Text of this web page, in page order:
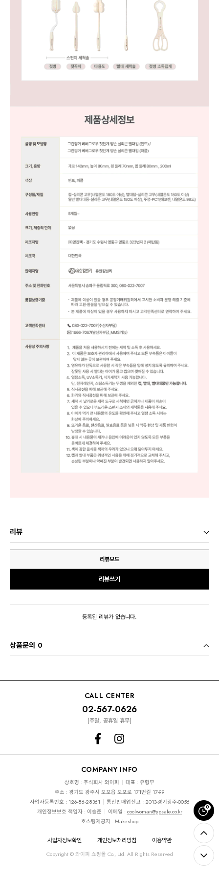
0
리뷰
리뷰보드
리뷰쓰기
등록된 리뷰가 없습니다.
상품문의 0
CALL CENTER
02-567-0626
(주말, 공휴일 휴무)
COMPANY INFO
상호명 : 주식회사 와이피
대표 : 유형무
주소 : 경기도 광주시 오포읍 오포로 171번길 17-99
사업자등록번호 : 126-86-28361
통신판매업신고 : 2013-경기광주-0056
개인정보보호 책임자 : 이승준
이메일 : coolwoman@ypsale.co.kr
호스팅제공자 : Makeshop
사업자정보확인 개인정보처리방침 이용약관
Copyright © 와이피 쇼핑몰 Co., Ltd. All Rights Reserved